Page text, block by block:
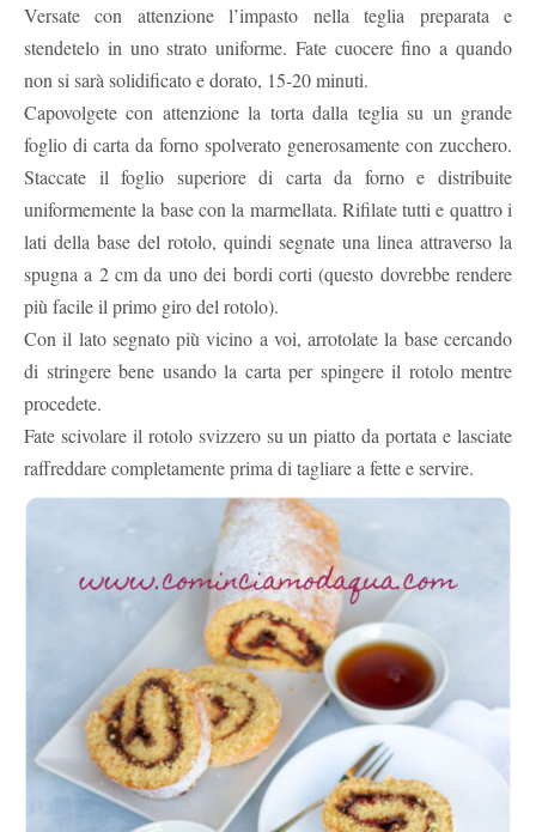
Versate con attenzione l’impasto nella teglia preparata e
stendetelo in uno strato uniforme. Fate cuocere fino a quando
non si sarà solidificato e dorato, 15-20 minuti.
Capovolgete con attenzione la torta dalla teglia su un grande
foglio di carta da forno spolverato generosamente con zucchero.
Staccate il foglio superiore di carta da forno e distribuite
uniformemente la base con la marmellata. Rifilate tutti e quattro i
lati della base del rotolo, quindi segnate una linea attraverso la
spugna a 2 cm da uno dei bordi corti (questo dovrebbe rendere
più facile il primo giro del rotolo).
Con il lato segnato più vicino a voi, arrotolate la base cercando
di stringere bene usando la carta per spingere il rotolo mentre
procedete.
Fate scivolare il rotolo svizzero su un piatto da portata e lasciate
raffreddare completamente prima di tagliare a fette e servire.